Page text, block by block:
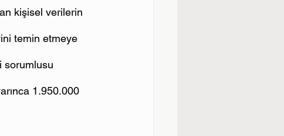
kişisel verilerin
temin etmeye
sorumlusu
1.950.000